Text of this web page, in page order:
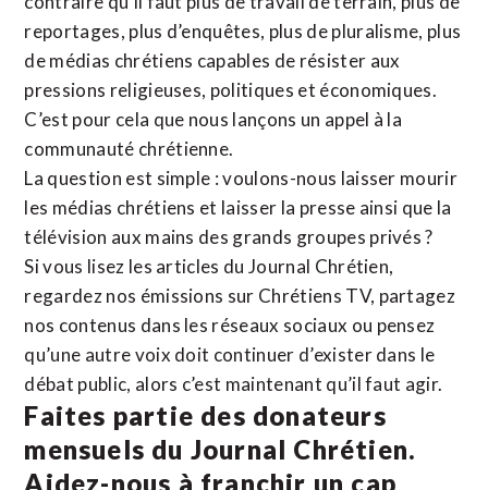
reportages, plus d’enquêtes, plus de pluralisme, plus
de médias chrétiens capables de résister aux
pressions religieuses, politiques et économiques.
C’est pour cela que nous lançons un appel à la
communauté chrétienne.
La question est simple : voulons-nous laisser mourir
les médias chrétiens et laisser la presse ainsi que la
télévision aux mains des grands groupes privés ?
Si vous lisez les articles du Journal Chrétien,
regardez nos émissions sur Chrétiens TV, partagez
nos contenus dans les réseaux sociaux ou pensez
qu’une autre voix doit continuer d’exister dans le
débat public, alors c’est maintenant qu’il faut agir.
Faites partie des donateurs
mensuels du Journal Chrétien.
Aidez-nous à franchir un cap